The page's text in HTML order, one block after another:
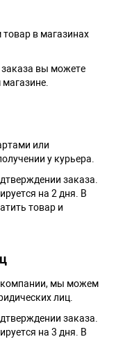
в магазинах
заказа вы можете
или
у курьера.
заказа.
на 2 дня. В
товар и
компании, мы можем
лиц.
заказа.
на 3 дня. В